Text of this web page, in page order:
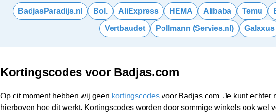
BadjasParadijs.nl Bol. AliExpress HEMA Alibaba Temu
Vertbaudet Pollmann (Servies.nl) Galaxus
Kortingscodes voor Badjas.com
Op dit moment hebben wij geen kortingscodes voor Badjas.com. Je kunt echter
hierboven hoe dit werkt. Kortingscodes worden door sommige winkels ook wel